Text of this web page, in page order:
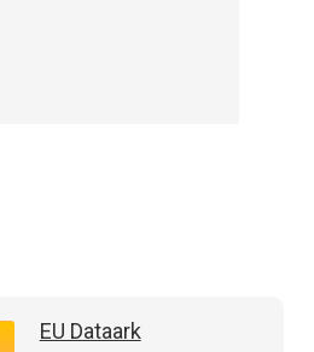
EU Dataark